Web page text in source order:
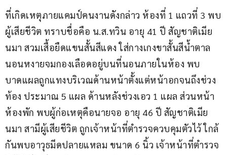
ที่เกิดเหตุภายแคมป์คนงานดังกล่าว ห้องที่ 1 แถวที่ 3 พบ
ผู้เสียชีวิต ทราบชื่อคือ น.ส.ทวิน อายุ 41 ปี สัญชาติเมีย
นมา สวมเสื้อยืดแขนสั้นสีแดง ใส่กางเกงขาสั้นสีน้ำตาล
นอนหงายจมกองเลือดอยู่บนที่นอนภายในห้อง พบ
บาดแผลถูกแทงบริเวณด้านหน้าตั้งแต่หน้าอกจนถึงช่วง
ท้อง ประมาณ 5 แผล ด้านหลังช่วงเอว 1 แผล ส่วนหน้า
ห้องพัก พบผู้ก่อเหตุคือนายจอ อายุ 46 ปี สัญชาติเมีย
นมา สามีผู้เสียชีวิต ถูกเจ้าหน้าที่ตำรวจควบคุมตัวไว้ ใกล้
กันพบอาวุธมีดปลายแหลม ขนาด 6 นิ้ว เจ้าหน้าที่ตำรวจ